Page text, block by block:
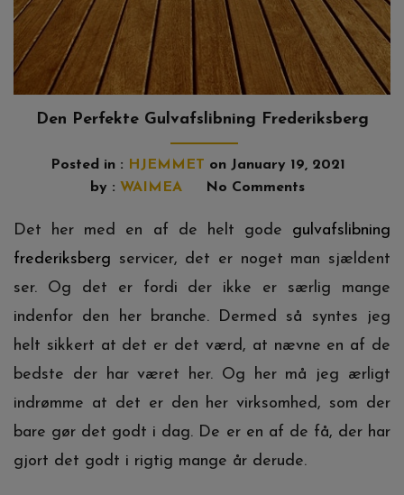
Den Perfekte Gulvafslibning Frederiksberg
Posted in : HJEMMET on January 19, 2021
by : WAIMEA No Comments
Det her med en af de helt gode gulvafslibning
frederiksberg servicer, det er noget man sjældent
ser. Og det er fordi der ikke er særlig mange
indenfor den her branche. Dermed så syntes jeg
helt sikkert at det er det værd, at nævne en af de
bedste der har været her. Og her må jeg ærligt
indrømme at det er den her virksomhed, som der
bare gør det godt i dag. De er en af de få, der har
gjort det godt i rigtig mange år derude.